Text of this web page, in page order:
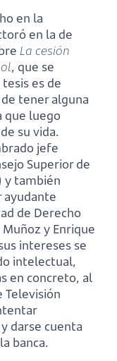
en la
en la de
La cesión
, que se
es de
tener alguna
que luego
su vida.
jefe
Superior de
y también
ayudante
de Derecho
y Enrique
intereses se
intelectual,
en concreto, al
Televisión
darse cuenta
banca.